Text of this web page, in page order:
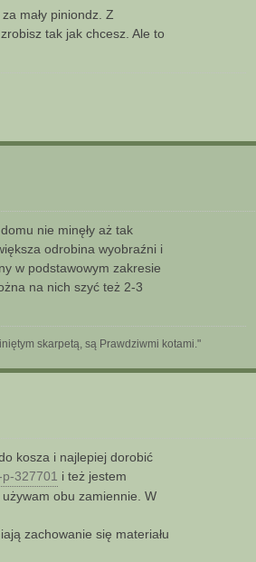
mały piniondz. Z
tak jak chcesz. Ale to
nie minęły aż tak
odrobina wyobraźni i
w podstawowym zakresie
na nich szyć też 2-3
skarpetą, są Prawdziwmi kotami."
kosza i najlepiej dorobić
327701 i też jestem
obu zamiennie. W
zachowanie się materiału